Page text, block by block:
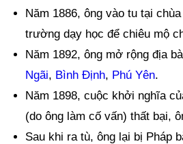
Năm 1886, ông vào tu tại
trường dạy học để chiêu mộ
Năm 1892, ông mở rộng địa
Ngãi, Bình Định, Phú Yên.
Năm 1898, cuộc khởi nghĩa
(do ông làm cố vấn) thất bại,
Sau khi ra tù, ông lại bị Pháp